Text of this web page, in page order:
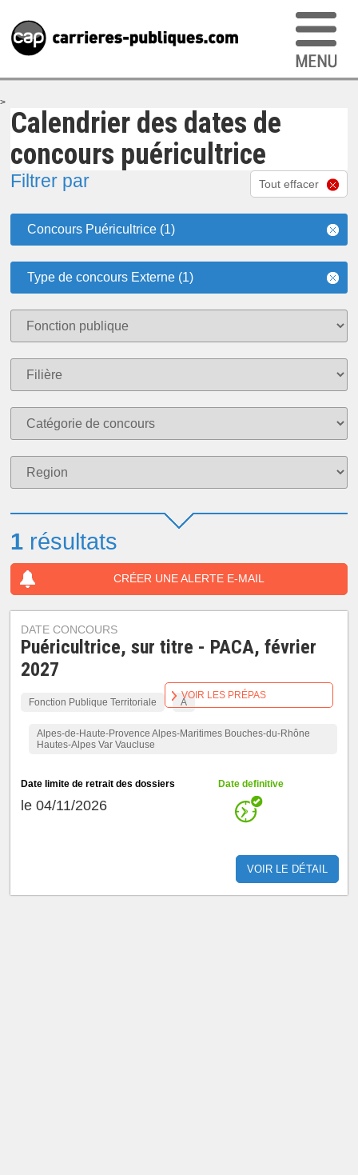
>
Calendrier des dates de
concours puéricultrice
Filtrer par Tout effacer
Concours Puéricultrice (1)
Type de concours Externe (1)
1 résultats
CRÉER UNE ALERTE E-MAIL
DATE CONCOURS
Puéricultrice, sur titre - PACA, février
2027
Fonction Publique Territoriale A
Alpes-de-Haute-Provence Alpes-Maritimes Bouches-du-Rhône
Hautes-Alpes Var Vaucluse
Date limite de retrait des dossiers
le 04/11/2026
Date definitive
VOIR LE DÉTAIL
VOIR LES PRÉPAS